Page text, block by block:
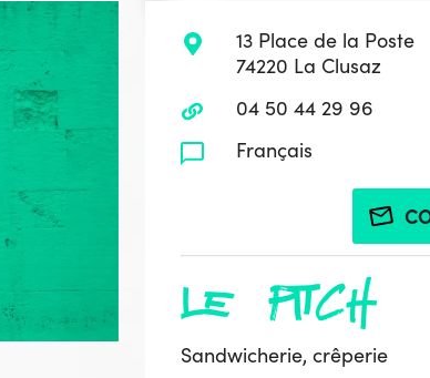
13 Place de la Poste
74220 La Clusaz
04 50 44 29 96
Français
le pitch
Sandwicherie, crêperie